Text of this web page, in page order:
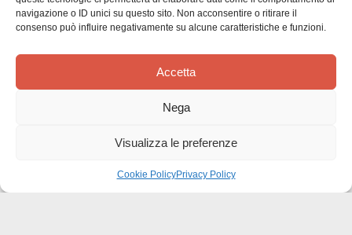
navigazione o ID unici su questo sito. Non acconsentire o ritirare il
consenso può influire negativamente su alcune caratteristiche e funzioni.
Accetta
Nega
Visualizza le preferenze
Cookie PolicyPrivacy Policy
Siamo in cerca di stelle!
Comunicaci cosa ne pensi
Sii il primo a scrivere una
recensione